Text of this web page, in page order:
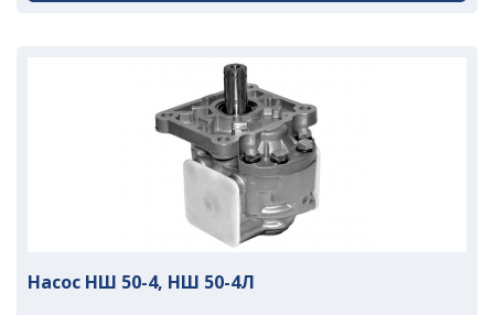
Насос НШ 50-4, НШ 50-4Л